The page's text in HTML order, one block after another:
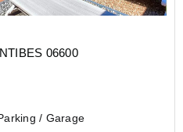
06600
/ Garage